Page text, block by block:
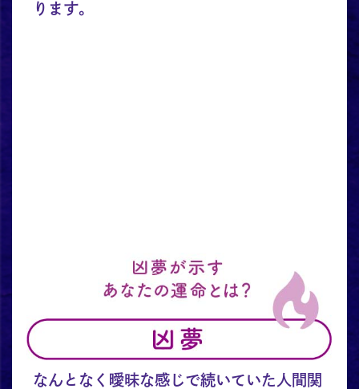
ります。
なんとなく曖昧な感じで続いていた人間関